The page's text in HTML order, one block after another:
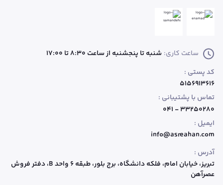
ساعت کاری: شنبه تا پنجشنبه از ساعت 8:30 تا 17:00
کد پستی :
۵۱۵۶۹۱۳۶۱۶
تماس با پشتیبانی :
۳۳۲۵۰۲۸۰ - ۰۴۱
ایمیل :
info@asreahan.com
آدرس :
تبریز، خیابان امام، فلکه دانشگاه، برج بلور، طبقه ۶ واحد B
، دفتر فروش
عصرآهن